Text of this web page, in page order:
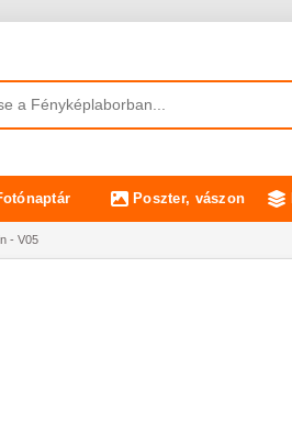
Poszter, vászon
- V05